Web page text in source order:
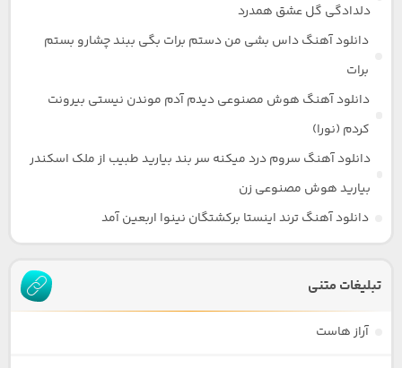
دلدادگی گل عشق همدرد
دانلود آهنگ داس بشی من دستم برات بگی ببند چشارو بستم
برات
دانلود آهنگ هوش مصنوعی دیدم آدم موندن نیستی بیرونت
کردم (نورا)
دانلود آهنگ سروم درد میکنه سر بند بیارید طبیب از ملک اسکندر
بیارید هوش مصنوعی زن
دانلود آهنگ ترند اینستا برکشتگان نینوا اربعین آمد
تبلیغات متنی
آراز هاست